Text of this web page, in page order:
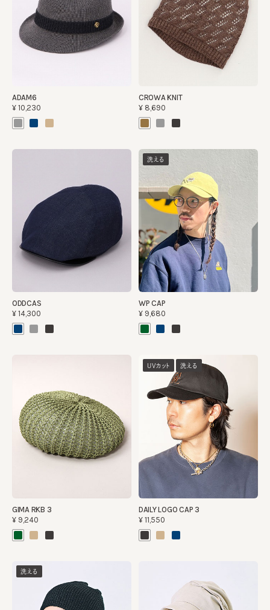
ADAM6
¥10,230
CROWA KNIT
¥8,690
ODDCAS
¥14,300
洗える
WP CAP
¥9,680
GIMA RKB 3
¥9,240
UVカット 洗える
DAILY LOGO CAP 3
¥11,550
洗える